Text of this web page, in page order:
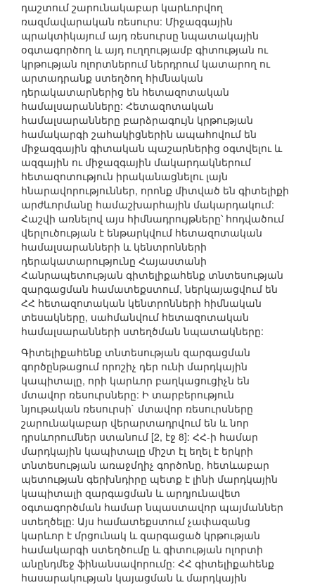
դաշտում շարունակաբար կարևորվող
ռազմավարական ռեսուրս: Միջազգային
պրակտիկայում այդ ռեսուրսը նպատակային
օգտագործող և այդ ուղղությամբ գիտության ու
կրթության ոլորտներում ներդրում կատարող ու
արտադրանք ստեղծող հիմնական
դերակատարներից են հետազոտական
համալսարանները: Հետազոտական
համալսարանները բարձրագույն կրթության
համակարգի շահակիցներին ապահովում են
միջազգային գիտական պաշարներից օգտվելու և
ազգային ու միջազգային մակարդակներում
հետազոտություն իրականացնելու լայն
հնարավորություններ, որոնք միտված են գիտելիքի
արժևորմանը համաշխարհային մակարդակում:
Հաշվի առնելով այս հիմնադրույթները՝ հոդվածում
վերլուծության է ենթարկվում հետազոտական
համալսարանների և կենտրոնների
դերակատարությունը Հայաստանի
Հանրապետության գիտելիքահենք տնտեսության
զարգացման համատեքստում, ներկայացվում են
ՀՀ հետազոտական կենտրոնների հիմնական
տեսակները, սահմանվում հետազոտական
համալսարանների ստեղծման նպատակները:
Գիտելիքահենք տնտեսության զարգացման
գործընթացում որոշիչ դեր ունի մարդկային
կապիտալը, որի կարևոր բաղկացուցիչն են
մտավոր ռեսուրսները: Ի տարբերություն
նյութական ռեսուրսի` մտավոր ռեսուրսները
շարունակաբար վերարտադրվում են և նոր
դրսևորումներ ստանում [2, էջ 8]: ՀՀ-ի համար
մարդկային կապիտալը միշտ էլ եղել է երկրի
տնտեսության առաջմղիչ գործոնը, հետևաբար
պետության գերխնդիրը պետք է լինի մարդկային
կապիտալի զարգացման և արդյունավետ
օգտագործման համար նպաստավոր պայմաններ
ստեղծելը: Այս համատեքստում չափազանց
կարևոր է մրցունակ և զարգացած կրթության
համակարգի ստեղծումը և գիտության ոլորտի
անընդմեջ ֆինանսավորումը: ՀՀ գիտելիքահենք
հասարակության կայացման և մարդկային